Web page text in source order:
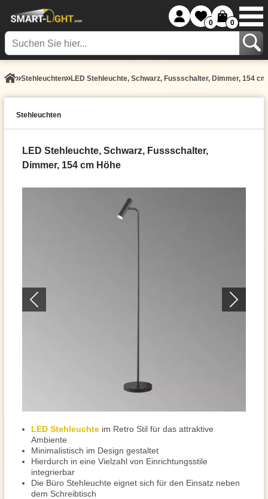
0 0
Stehleuchten LED Stehleuchte, Schwarz, Fussschalter, Dimmer, 154
Stehleuchten
LED Stehleuchte, Schwarz, Fussschalter,
Dimmer, 154 cm Höhe
LED Stehleuchte im Retro Stil für das attraktive
Ambiente
Minimalistisch im Design gestaltet
Hierdurch in eine Vielzahl von Einrichtungsstile
integrierbar
Die Büro Stehleuchte eignet sich für den Einsatz neben
dem Schreibtisch